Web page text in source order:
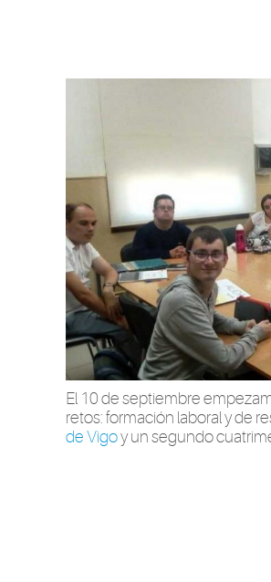
El 10 de septiembre
retos: formación laboral y de
de Vigoy un segundo